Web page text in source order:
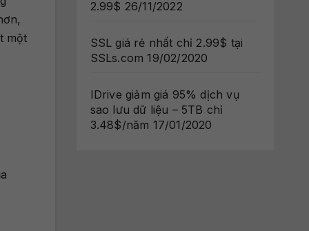
một
2.99$ 26/11/2022
SSL giá rẻ nhất chỉ 2.99$ tại
SSLs.com 19/02/2020
IDrive giảm giá 95% dịch vụ
sao lưu dữ liệu – 5TB chỉ
3.48$/năm 17/01/2020